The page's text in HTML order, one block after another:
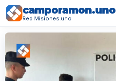
camporamon.uno
Red Misiones.uno